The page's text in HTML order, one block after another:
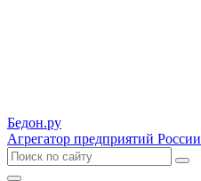
Бедон.ру
Агрегатор предприятий России